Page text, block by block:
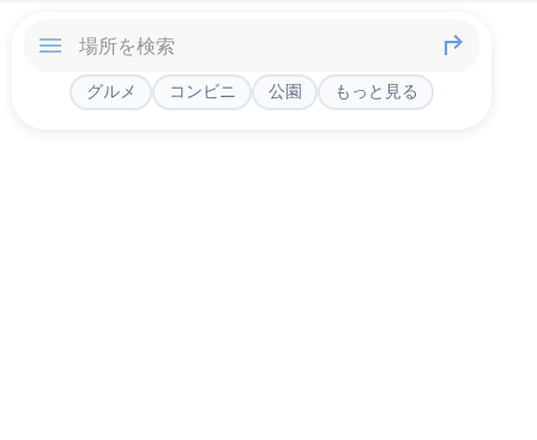
グルメ コンビニ 公園 もっと見る